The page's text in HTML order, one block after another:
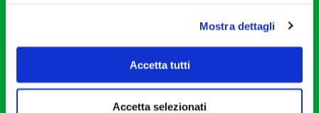
Mostra dettagli
Accetta tutti
Accetta selezionati
Orchestra I Pomeriggi Musicali
Direttore Artistico